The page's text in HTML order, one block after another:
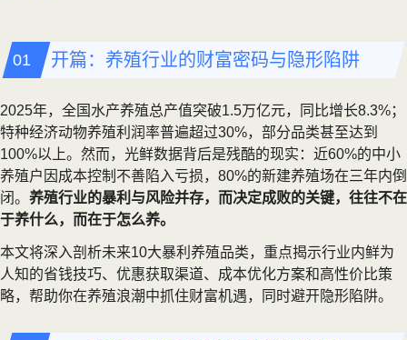
开篇：养殖行业的财富密码与隐形陷阱
2025年，全国水产养殖总产值突破1.5万亿元，同比增长8.3%；
特种经济动物养殖利润率普遍超过30%，部分品类甚至达到
100%以上。然而，光鲜数据背后是残酷的现实：近60%的中小
养殖户因成本控制不善陷入亏损，80%的新建养殖场在三年内倒
闭。 养殖行业的暴利与风险并存，而决定成败的关键，往往不在
于养什么，而在于怎么养。
本文将深入剖析未来10大暴利养殖品类，重点揭示行业内鲜为
人知的省钱技巧、优惠获取渠道、成本优化方案和高性价比策
略，帮助你在养殖浪潮中抓住财富机遇，同时避开隐形陷阱。